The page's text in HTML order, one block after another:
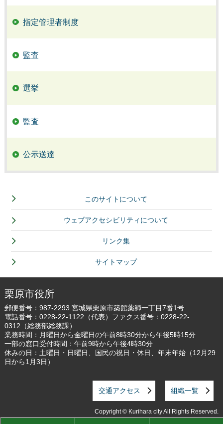
指定管理者制度
監査
選挙
監査
公示送達
このサイトについて
ウェブアクセシビリティについて
リンク集
サイトマップ
栗原市役所
郵便番号：987-2293 宮城県栗原市築館薬師一丁目7番1号
電話番号： 0228-22-1122 （代表）ファクス番号：0228-22-
0312（総務部総務課）
業務時間：月曜日から金曜日の午前8時30分から午後5時15分
一部の窓口受付時間：午前9時から午後4時30分
休みの日：土曜日・日曜日、国民の祝日・休日、年末年始（12月29
日から1月3日）
交通アクセス 組織一覧
Copyright © Kurihara city All Rights Reserved.